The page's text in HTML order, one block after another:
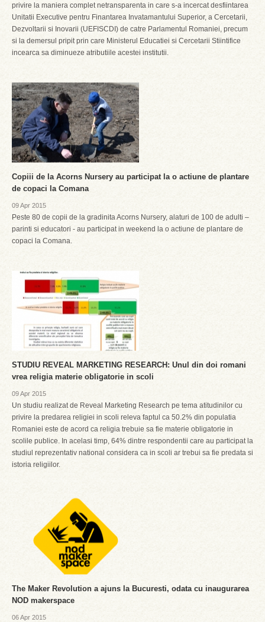
privire la maniera complet netransparenta in care s-a incercat desfiintarea
Unitatii Executive pentru Finantarea Invatamantului Superior, a Cercetarii,
Dezvoltarii si Inovarii (UEFISCDI) de catre Parlamentul Romaniei, precum
si la demersul pripit prin care Ministerul Educatiei si Cercetarii Stiintifice
incearca sa diminueze atributiile acestei institutii.
Copiii de la Acorns Nursery au participat la o actiune de plantare
de copaci la Comana
09 Apr 2015
Peste 80 de copii de la gradinita Acorns Nursery, alaturi de 100 de adulti –
parinti si educatori - au participat in weekend la o actiune de plantare de
copaci la Comana.
STUDIU REVEAL MARKETING RESEARCH: Unul din doi romani
vrea religia materie obligatorie in scoli
09 Apr 2015
Un studiu realizat de Reveal Marketing Research pe tema atitudinilor cu
privire la predarea religiei in scoli releva faptul ca 50.2% din populatia
Romaniei este de acord ca religia trebuie sa fie materie obligatorie in
scolile publice. In acelasi timp, 64% dintre respondentii care au participat la
studiul reprezentativ national considera ca in scoli ar trebui sa fie predata si
istoria religiilor.
The Maker Revolution a ajuns la Bucuresti, odata cu inaugurarea
NOD makerspace
06 Apr 2015